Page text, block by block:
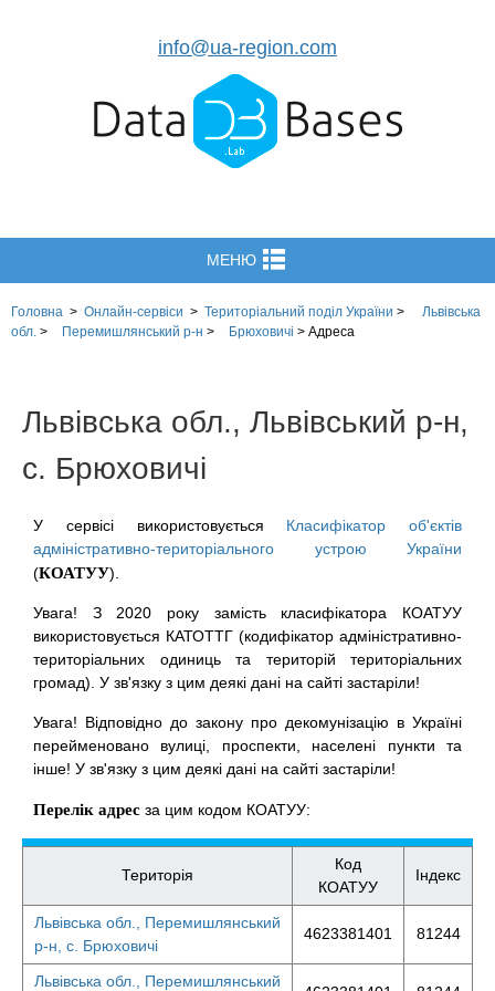
info@ua-region.com
МЕНЮ
Головна > Онлайн-сервіси > Територіальний поділ України >
Львівська
обл. > Перемишлянський р-н > Брюховичі > Адреса
Львівська обл., Львівський р-н,
с. Брюховичі
У сервісі використовується Класифікатор об'єктів
адміністративно-територіального устрою України
(КОАТУУ).
Увага! З 2020 року замість класифікатора КОАТУУ
використовується КАТОТТГ (кодифікатор адміністративно-
територіальних одиниць та територій територіальних
громад). У зв'язку з цим деякі дані на сайті застаріли!
Увага! Відповідно до закону про декомунізацію в Україні
перейменовано вулиці, проспекти, населені пункти та
інше! У зв'язку з цим деякі дані на сайті застаріли!
Перелік адрес за цим кодом КОАТУУ:
Територія
Код
КОАТУУ
Індекс
Львівська обл., Перемишлянський
р-н, с. Брюховичі
4623381401 81244
Львівська обл., Перемишлянський